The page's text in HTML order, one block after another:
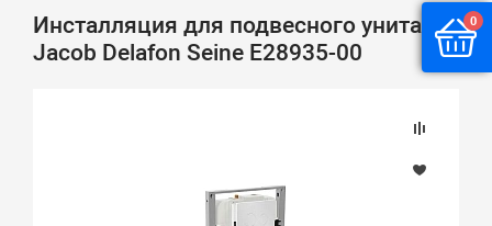
Инсталляция для подвесного унитаза
Jacob Delafon Seine E28935-00
0